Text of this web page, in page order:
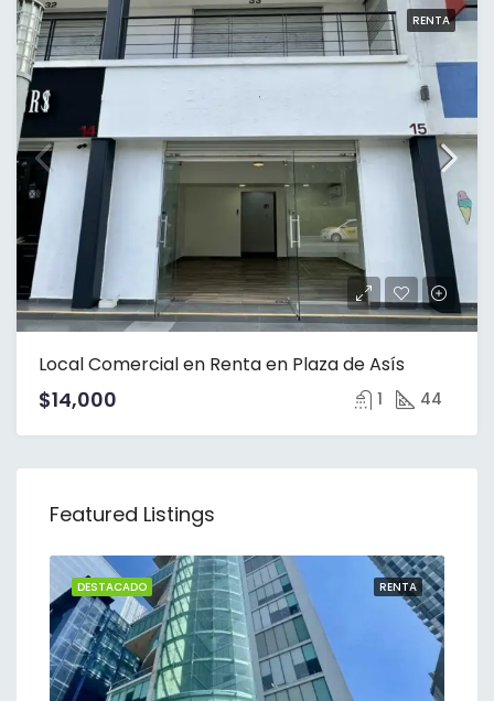
RENTA
Local Comercial en Renta en Plaza de Asís
$14,000 1 44
Featured Listings
RENTA
DESTACADO